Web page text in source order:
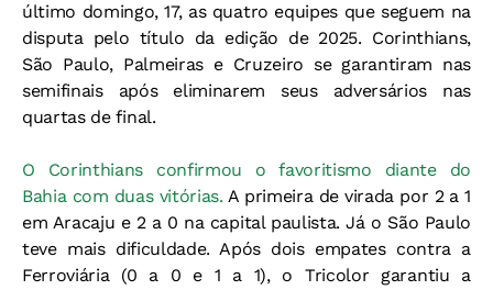
último domingo, 17, as quatro equipes que seguem na
disputa pelo título da edição de 2025. Corinthians,
São Paulo, Palmeiras e Cruzeiro se garantiram nas
semifinais após eliminarem seus adversários nas
quartas de final.
O Corinthians confirmou o favoritismo diante do
Bahia com duas vitórias. A primeira de virada por 2 a 1
em Aracaju e 2 a 0 na capital paulista. Já o São Paulo
teve mais dificuldade. Após dois empates contra a
Ferroviária (0 a 0 e 1 a 1), o Tricolor garantiu a